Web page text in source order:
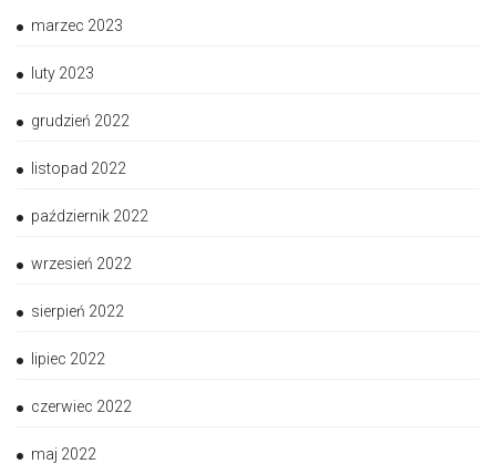
marzec 2023
luty 2023
grudzień 2022
listopad 2022
październik 2022
wrzesień 2022
sierpień 2022
lipiec 2022
czerwiec 2022
maj 2022